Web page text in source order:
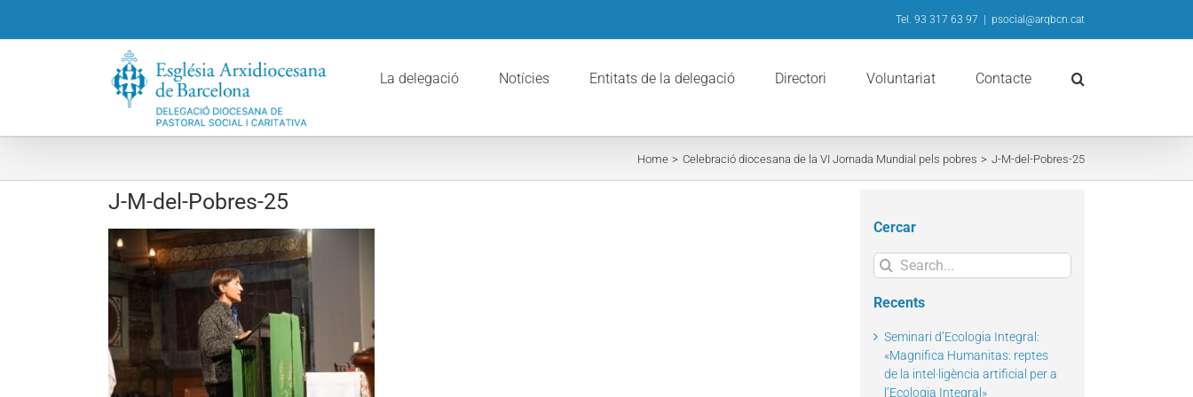
Tel. 93 317 63 97 psocial@arqbcn.cat
La delegació Notícies Entitats de la delegació Directori Voluntariat Contacte
Home Celebració diocesana de la VI Jornada Mundial pels pobres J-M-del-Pobres-25
J-M-del-Pobres-25
Cercar
Search
for:
Recents
Seminari d’Ecologia Integral:
«Magnifica Humanitas: reptes
de la intel·ligència artificial per a
l’Ecologia Integral»